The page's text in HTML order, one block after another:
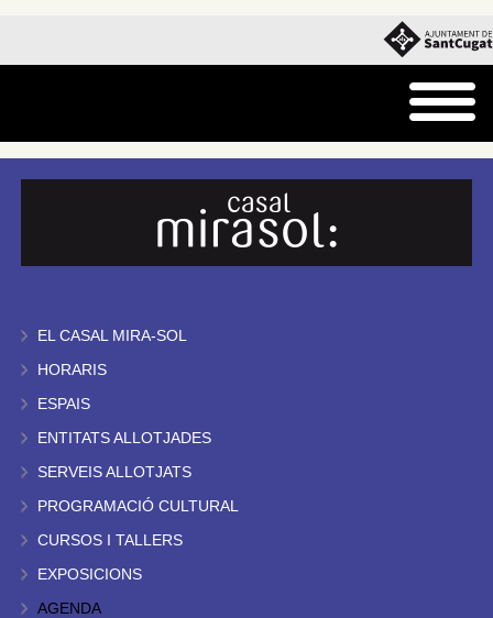
EL CASAL MIRA-SOL
HORARIS
ESPAIS
ENTITATS ALLOTJADES
SERVEIS ALLOTJATS
PROGRAMACIÓ CULTURAL
CURSOS I TALLERS
EXPOSICIONS
AGENDA